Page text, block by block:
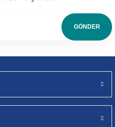
GÖNDER